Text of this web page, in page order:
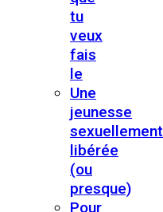
tu
veux
fais
le
Une
jeunesse
sexuellement
libérée
(ou
presque)
Pour